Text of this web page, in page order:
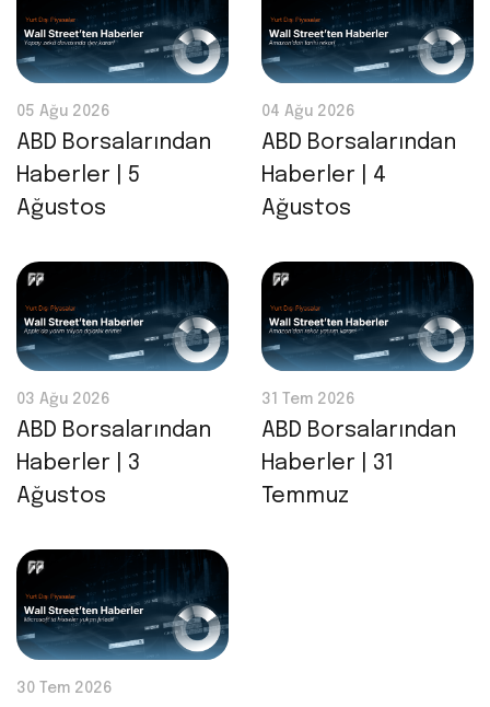
05 Ağu 2026
ABD Borsalarından
Haberler | 5
Ağustos
04 Ağu 2026
ABD Borsalarından
Haberler | 4
Ağustos
03 Ağu 2026
ABD Borsalarından
Haberler | 3
Ağustos
31 Tem 2026
ABD Borsalarından
Haberler | 31
Temmuz
30 Tem 2026